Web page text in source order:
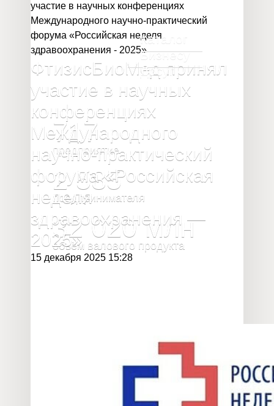
Каталог
Бизнесу
Досуг
717
предприятие
2 585
предпринимателя
32 020млн
объём валового продукта
участие в научных конференциях
Международного научно-практический
форума «Российская неделя
здравоохранения - 2025»
ФтизисБиоМед принял
участие в научных
конференциях
Международного
научно-практический
форума «Российская
неделя
здравоохранения —
2025»
15 декабря 2025 15:28